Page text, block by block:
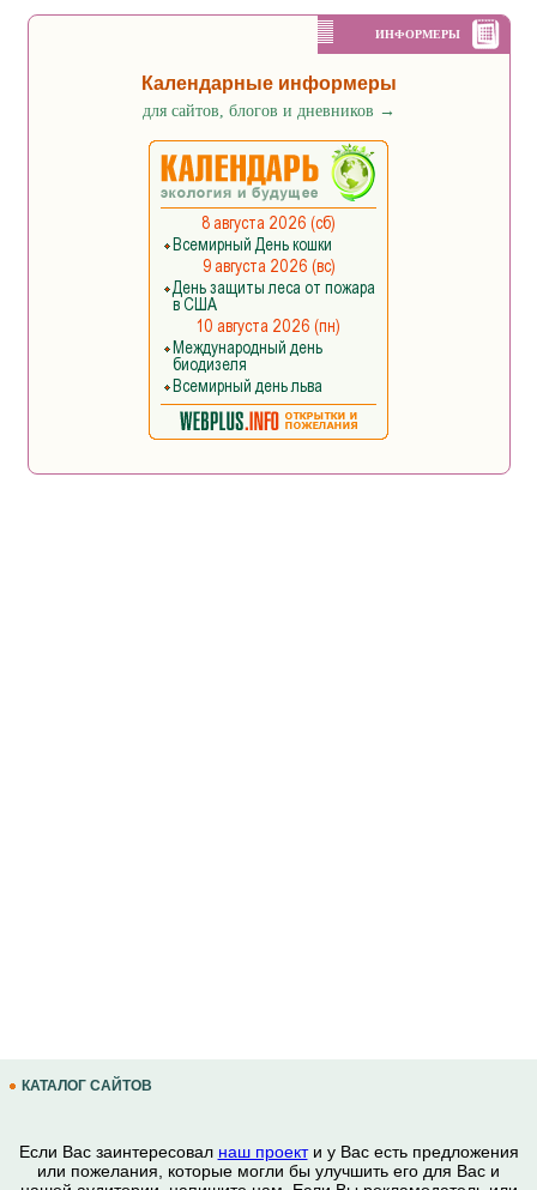
ИНФОРМЕРЫ
Календарные информеры
для сайтов, блогов и дневников →
КАТАЛОГ САЙТОВ
Если Вас заинтересовал наш проекти у Вас есть предложения
или пожелания, которые могли бы улучшить его для Вас и